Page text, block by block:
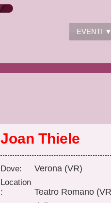
EVENTI
Joan Thiele
Dove: Verona (VR)
Location
:
Teatro Romano